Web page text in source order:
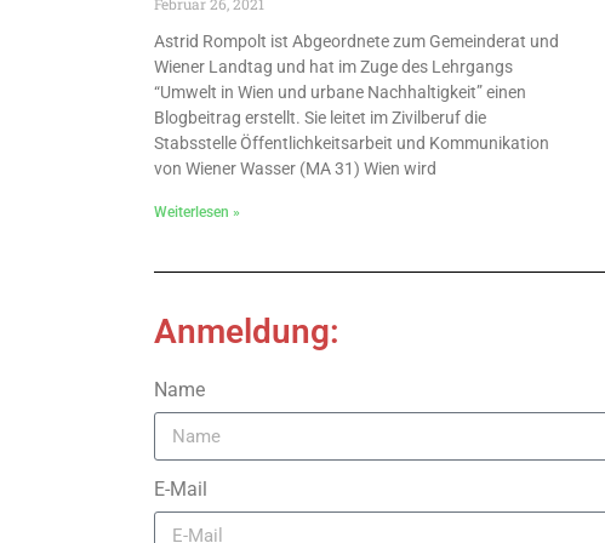
Februar 26, 2021
Astrid Rompolt ist Abgeordnete zum Gemeinderat und
Wiener Landtag und hat im Zuge des Lehrgangs
“Umwelt in Wien und urbane Nachhaltigkeit” einen
Blogbeitrag erstellt. Sie leitet im Zivilberuf die
Stabsstelle Öffentlichkeitsarbeit und Kommunikation
von Wiener Wasser (MA 31) Wien wird
Weiterlesen »
Anmeldung:
Name
E-Mail